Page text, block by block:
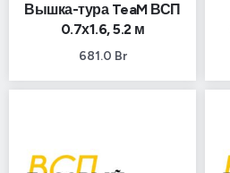
Вышка-тура TeaM ВСП
0.7х1.6, 5.2 м
681.0 Br